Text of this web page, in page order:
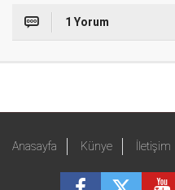
1 Yorum
Anasayfa Künye İletişim